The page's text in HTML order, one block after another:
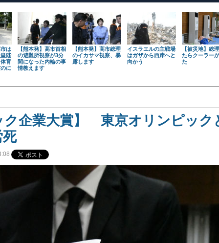
は
陛
育
に
【熊本発】高市首相
の避難所視察が3分
間になった内輪の事
情教えます
【熊本発】高市総理
のイカサマ視察、暴
露します
イスラエルの主戦場
はガザから西岸へと
向かう
【被災地】総
たらクーラー
た
ク企業大賞】 東京オリンピック
死